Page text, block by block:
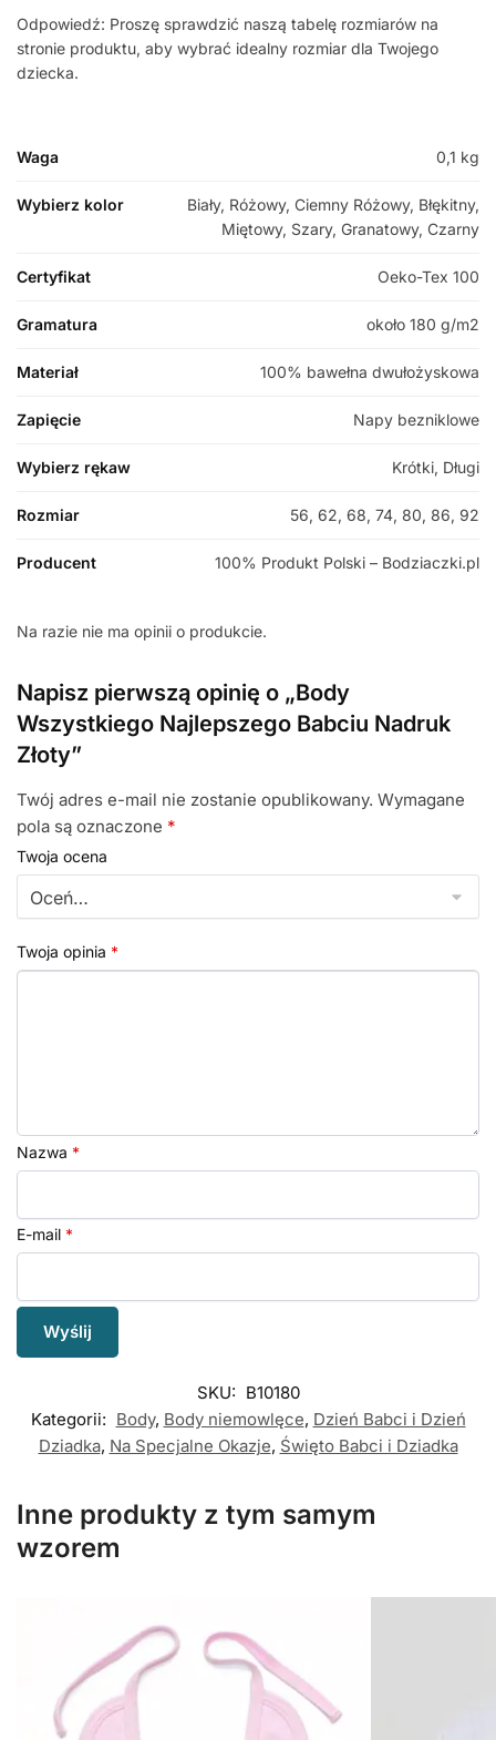
Odpowiedź: Proszę sprawdzić naszą tabelę rozmiarów na
stronie produktu, aby wybrać idealny rozmiar dla Twojego
dziecka.
Waga 0,1 kg
Wybierz kolor
Biały, Różowy, Ciemny Różowy, Błękitny,
Miętowy, Szary, Granatowy, Czarny
Certyfikat Oeko-Tex 100
Gramatura około 180 g/m2
Materiał 100% bawełna dwułożyskowa
Zapięcie Napy bezniklowe
Wybierz rękaw Krótki, Długi
Rozmiar 56, 62, 68, 74, 80, 86, 92
Producent 100% Produkt Polski – Bodziaczki.pl
Na razie nie ma opinii o produkcie.
Napisz pierwszą opinię o „Body
Wszystkiego Najlepszego Babciu Nadruk
Złoty”
Twój adres e-mail nie zostanie opublikowany. Wymagane
pola są oznaczone *
Twoja ocena
Twoja opinia *
Nazwa *
E-mail *
SKU: B10180
Kategorii: Body, Body niemowlęce, Dzień Babci i Dzień
Dziadka, Na Specjalne Okazje, Święto Babci i Dziadka
Inne produkty z tym samym
wzorem